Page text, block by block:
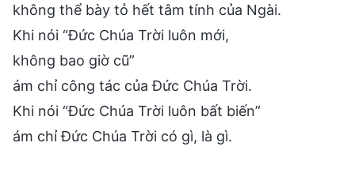
không thể bày tỏ hết tâm tính của Ngài.
Khi nói “Đức Chúa Trời luôn mới,
không bao giờ cũ”
ám chỉ công tác của Đức Chúa Trời.
Khi nói “Đức Chúa Trời luôn bất biến”
ám chỉ Đức Chúa Trời có gì, là gì.